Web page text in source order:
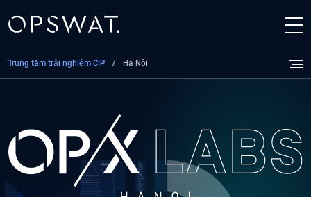
Trung tâm trải nghiệm CIP / Hà Nội